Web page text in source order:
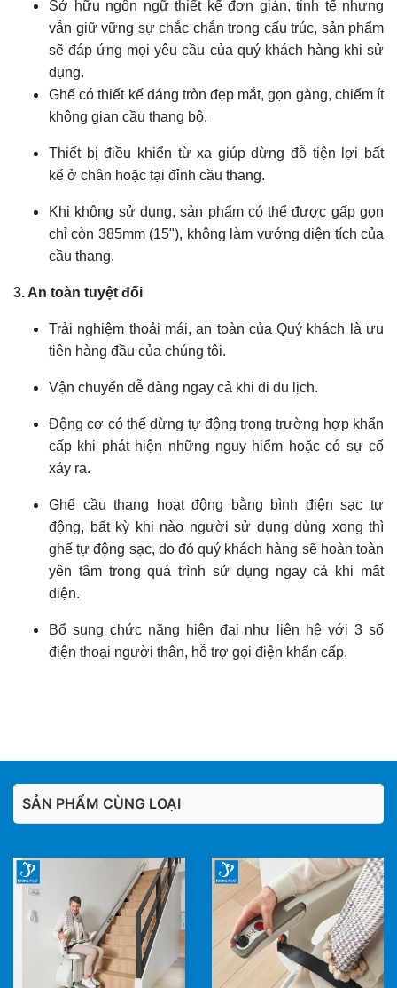
Sở hữu ngôn ngữ thiết kế đơn giản, tinh tế nhưng
vẫn giữ vững sự chắc chắn trong cấu trúc, sản phẩm
sẽ đáp ứng mọi yêu cầu của quý khách hàng khi sử
dụng.
Ghế có thiết kế dáng tròn đẹp mắt, gọn gàng, chiếm ít
không gian cầu thang bộ.
Thiết bị điều khiển từ xa giúp dừng đỗ tiện lợi bất
kể ở chân hoặc tại đỉnh cầu thang.
Khi không sử dụng, sản phẩm có thể được gấp gọn
chỉ còn 385mm (15"), không làm vướng diện tích của
cầu thang.
3. An toàn tuyệt đối
Trải nghiệm thoải mái, an toàn của Quý khách là ưu
tiên hàng đầu của chúng tôi.
Vận chuyển dễ dàng ngay cả khi đi du lịch.
Động cơ có thể dừng tự động trong trường hợp khẩn
cấp khi phát hiện những nguy hiểm hoặc có sự cố
xảy ra.
Ghế cầu thang hoạt động bằng bình điện sạc tự
động, bất kỳ khi nào người sử dụng dùng xong thì
ghế tự động sạc, do đó quý khách hàng sẽ hoàn toàn
yên tâm trong quá trình sử dụng ngay cả khi mất
điện.
Bổ sung chức năng hiện đại như liên hệ với 3 số
điện thoại người thân, hỗ trợ gọi điện khẩn cấp.
SẢN PHẨM CÙNG LOẠI